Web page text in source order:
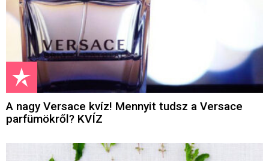
A nagy Versace kvíz! Mennyit tudsz a Versace
parfümökről? KVÍZ